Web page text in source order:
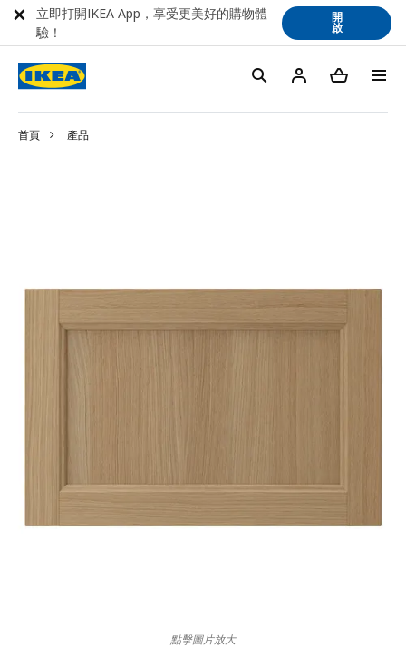
首頁 產品
點擊圖片放大
立即打開IKEA App，享受更美好的購物體
驗！
開
啟